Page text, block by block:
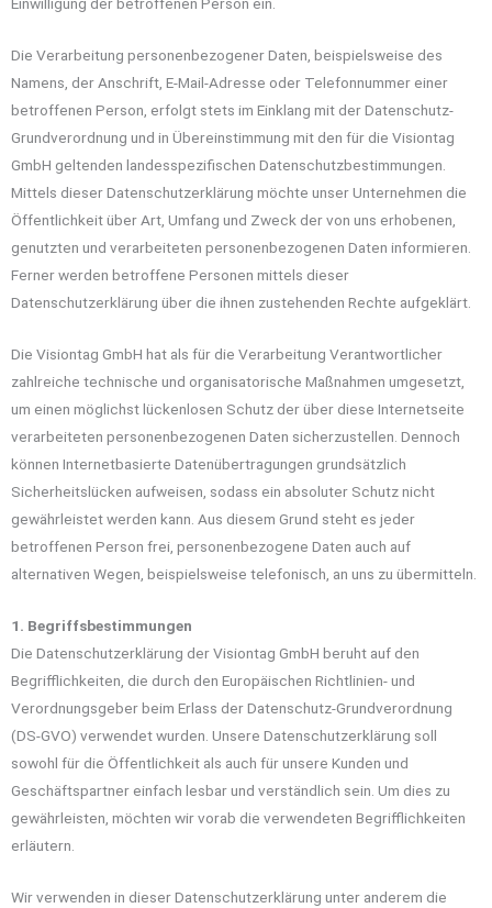
Einwilligung der betroffenen Person ein.
Die Verarbeitung personenbezogener Daten, beispielsweise des
Namens, der Anschrift, E-Mail-Adresse oder Telefonnummer einer
betroffenen Person, erfolgt stets im Einklang mit der Datenschutz-
Grundverordnung und in Übereinstimmung mit den für die Visiontag
GmbH geltenden landesspezifischen Datenschutzbestimmungen.
Mittels dieser Datenschutzerklärung möchte unser Unternehmen die
Öffentlichkeit über Art, Umfang und Zweck der von uns erhobenen,
genutzten und verarbeiteten personenbezogenen Daten informieren.
Ferner werden betroffene Personen mittels dieser
Datenschutzerklärung über die ihnen zustehenden Rechte aufgeklärt.
Die Visiontag GmbH hat als für die Verarbeitung Verantwortlicher
zahlreiche technische und organisatorische Maßnahmen umgesetzt,
um einen möglichst lückenlosen Schutz der über diese Internetseite
verarbeiteten personenbezogenen Daten sicherzustellen. Dennoch
können Internetbasierte Datenübertragungen grundsätzlich
Sicherheitslücken aufweisen, sodass ein absoluter Schutz nicht
gewährleistet werden kann. Aus diesem Grund steht es jeder
betroffenen Person frei, personenbezogene Daten auch auf
alternativen Wegen, beispielsweise telefonisch, an uns zu übermitteln.
1. Begriffsbestimmungen
Die Datenschutzerklärung der Visiontag GmbH beruht auf den
Begrifflichkeiten, die durch den Europäischen Richtlinien- und
Verordnungsgeber beim Erlass der Datenschutz-Grundverordnung
(DS-GVO) verwendet wurden. Unsere Datenschutzerklärung soll
sowohl für die Öffentlichkeit als auch für unsere Kunden und
Geschäftspartner einfach lesbar und verständlich sein. Um dies zu
gewährleisten, möchten wir vorab die verwendeten Begrifflichkeiten
erläutern.
Wir verwenden in dieser Datenschutzerklärung unter anderem die